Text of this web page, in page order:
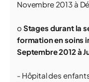
Novembre 2013 à
o Stages durant la
formation en soins
Septembre 2012 à
- Hôpital des